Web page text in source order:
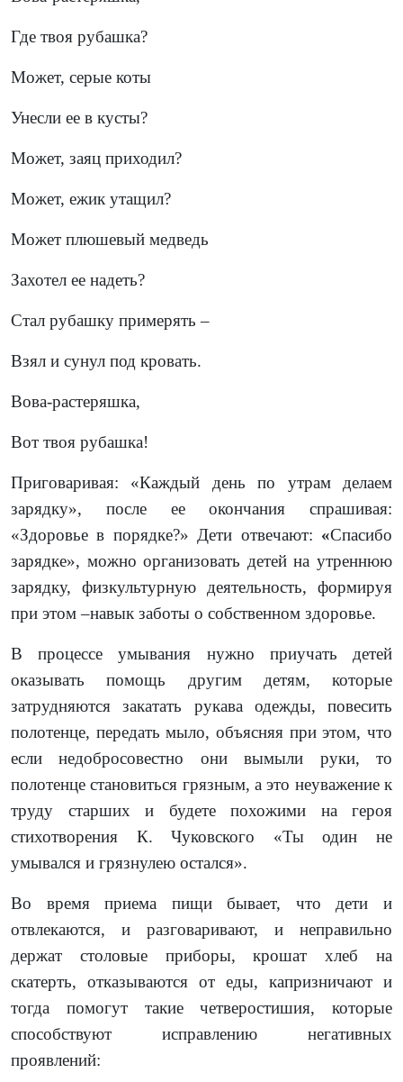
Где твоя рубашка?
Может, серые коты
Унесли ее в кусты?
Может, заяц приходил?
Может, ежик утащил?
Может плюшевый медведь
Захотел ее надеть?
Стал рубашку примерять –
Взял и сунул под кровать.
Вова-растеряшка,
Вот твоя рубашка!
Приговаривая: «Каждый день по утрам делаем
зарядку», после ее окончания спрашивая:
«Здоровье в порядке?» Дети отвечают: «Спасибо
зарядке», можно организовать детей на утреннюю
зарядку, физкультурную деятельность, формируя
при этом –навык заботы о собственном здоровье.
В процессе умывания нужно приучать детей
оказывать помощь другим детям, которые
затрудняются закатать рукава одежды, повесить
полотенце, передать мыло, объясняя при этом, что
если недобросовестно они вымыли руки, то
полотенце становиться грязным, а это неуважение к
труду старших и будете похожими на героя
стихотворения К. Чуковского «Ты один не
умывался и грязнулею остался».
Во время приема пищи бывает, что дети и
отвлекаются, и разговаривают, и неправильно
держат столовые приборы, крошат хлеб на
скатерть, отказываются от еды, капризничают и
тогда помогут такие четверостишия, которые
способствуют исправлению негативных
проявлений: